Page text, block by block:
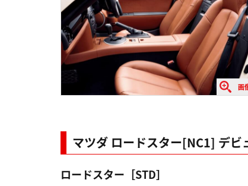
画
マツダ ロードスター[NC1] デビ
ロードスター［STD］